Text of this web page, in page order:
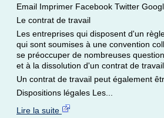
Email Imprimer Facebook Twitter
Le contrat de travail
Les entreprises qui disposent d'un
qui sont soumises à une convention
se préoccuper de nombreuses
et à la dissolution d'un contrat de travail.
Un contrat de travail peut également
Dispositions légales Les...
Lire la suite